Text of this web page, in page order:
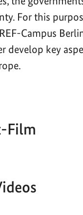
For this
Campus
develop key
Film
Aktueller
00:00|Gesamtlaufzeit
00:00